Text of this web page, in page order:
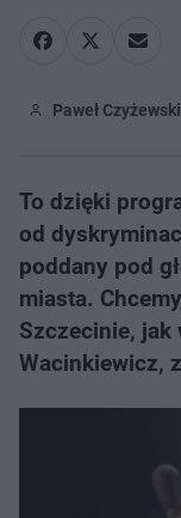
Paweł Czyżewski
To dzięki
od
poddany pod
miasta.
Szczecinie, jak
Wacinkiewicz,